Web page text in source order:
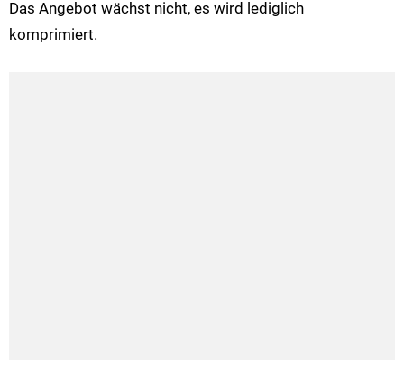
Das Angebot wächst nicht, es wird lediglich
komprimiert.